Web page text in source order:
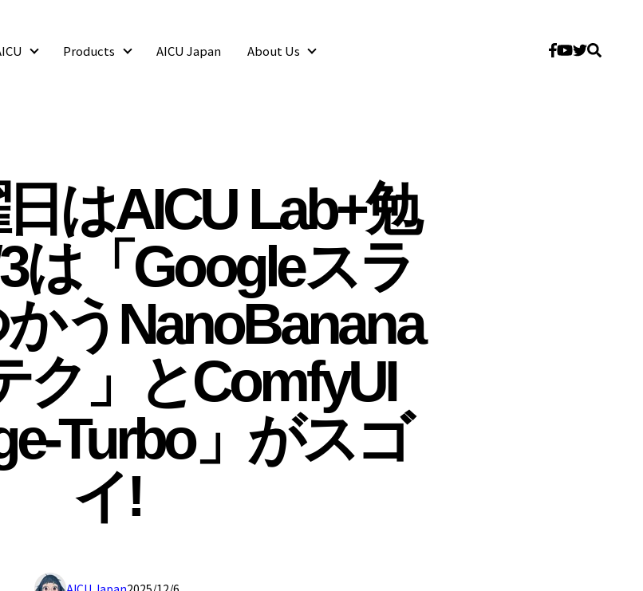
Products AICU Japan About Us
はAICU Lab+勉
は「Googleスラ
うNanoBanana
ク」とComfyUI
Turbo」がスゴ
イ!